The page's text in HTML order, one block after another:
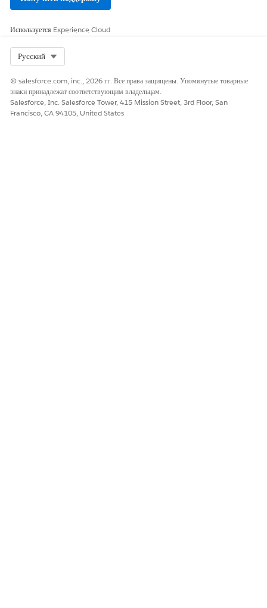
Обновление макетов страниц Lightning для начальной
пакет)
Страницы Lightning, призванные помочь личным банкирам
увидеть их ключевые данные и задачи, входят в Retail
записей и начальной страницы пользователя, выполните
указанные ниже действия.
Добавление пользователей Personal Banker for Retail
Используется Experience Cloud
Русский
© salesforce.com, inc., 2026 гг. Все права защищены. Упомянутые товарные
знаки принадлежат соответствующим владельцам.
Salesforce, Inc. Salesforce Tower, 415 Mission Street, 3rd Floor, San
Francisco, CA 94105, United States